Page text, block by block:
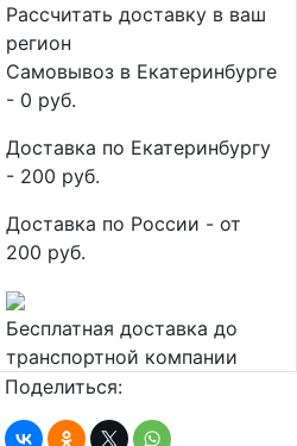
Рассчитать доставку в ваш
регион
Самовывоз в Екатеринбурге
- 0 руб.
Доставка по Екатеринбургу
- 200 руб.
Доставка по России - от
200 руб.
Бесплатная доставка до
транспортной компании
Поделиться: